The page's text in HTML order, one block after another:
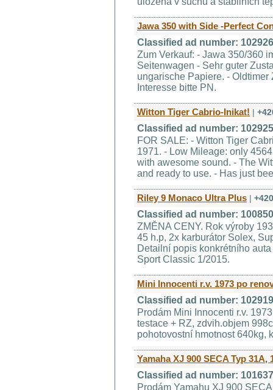
Jawa 350 with Side -Perfect
Classified ad number:
Zum Verkauf: - Jawa 350/360
Seitenwagen - Sehr guter
ungarische Papiere. -
Interesse bitte PN.
Witton Tiger Cabrio-Inikat! |
Classified ad number:
FOR SALE: - Witton Tiger
1971. - Low Mileage: only
with awesome sound. - The
and ready to use. - Has just
Riley 9 Monaco Ultra Plus |
Classified ad number:
ZMĚNA CENY. Rok výroby
45 h.p, 2x karburátor Solex,
Detailní popis konkrétního
Sport Classic 1/2015.
Mini Innocenti r.v. 1973 po
Classified ad number:
Prodám Mini Innocenti r.v.
testace + RZ, zdvih.objem
pohotovostní hmotnost 640kg,
Yamaha XJ 900 SECA Typ 31A,
Classified ad number:
Prodám Yamahu XJ 900